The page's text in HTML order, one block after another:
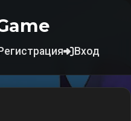
Регистрация Вход